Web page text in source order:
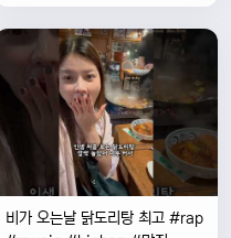
비가 오는날 ￼닭도리탕 최고 #rap